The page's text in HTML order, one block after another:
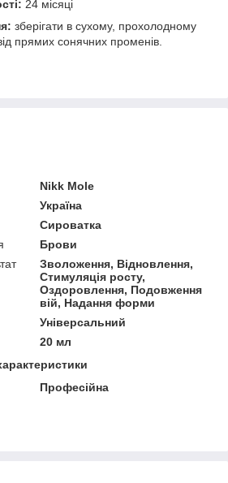
24 місяці
зберігати в сухому, прохолодному
прямих сонячних променів.
Nikk Mole
Україна
Сироватка
Брови
Зволоження, Відновлення,
Стимуляція росту,
Оздоровлення, Подовження
вій, Надання форми
Універсальний
20 мл
Професійна